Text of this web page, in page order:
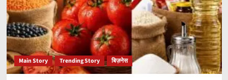
Main Story Trending Story बिज़नेस